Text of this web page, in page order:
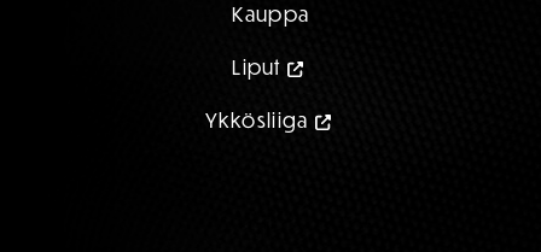
Kauppa
Liput
Ykkösliiga